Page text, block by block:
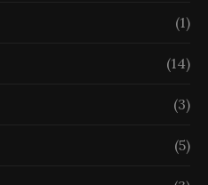
(1)
(14)
(3)
(5)